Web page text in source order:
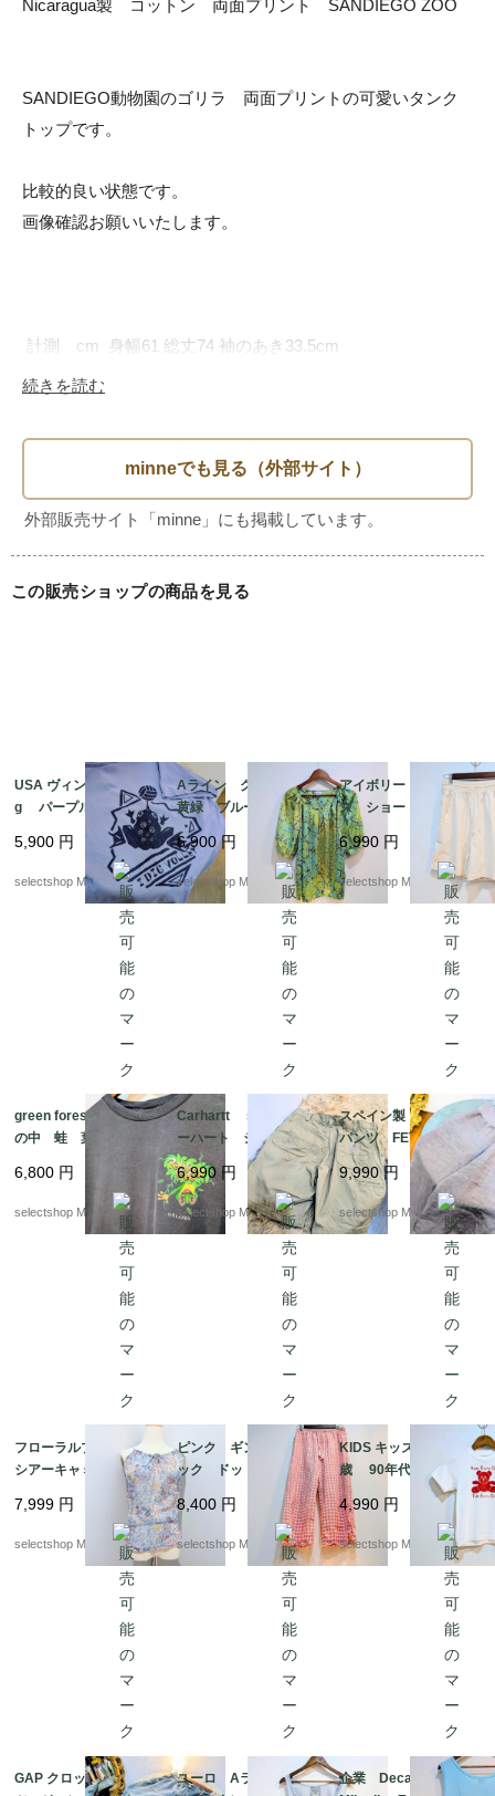
Nicaragua製　コットン　両面プリント　SANDIEGO ZOO
SANDIEGO動物園のゴリラ　両面プリントの可愛いタンク
トップです。
比較的良い状態です。
画像確認お願いいたします。
ユニセックスで着用いただけますが、記載サイズは海外サイ
ズですので計測にてお手持ちの服などで、ご確認お願いいた
します。
目立った大きなダメージはありませんが
新品ではないため　目立たない　小傷などある場合があり
続きを読む
この販売ショップの商品を見る
USA ヴィンテージ di
g パープル 蛙
Mサイズ コットン
パープル ブルー 両
面プリント ケロッ
グ Tシャツ USA
5,900 円
selectshop Merci.
Aライン グリーン
黄緑 ブルー パフス
リーブ 半袖 ブラウ
ス 記載XL サイズ
ポリエステル 幾何学
模様 総柄
6,900円
selectshop Merci.
アイボリー Mサイ
ズ ショートパンツ
コットン 短パン リ
ネンのような風合い
ALLYSON WHIT MOR
E made in TURKEY
6,990 円
selectshop Merci.
green forest cafe 森
の中 蛙 葉 Lサイ
ク 両面プリント ケ
ロッグ Tシャツ US
A fabric made in ME
6,800 円
selectshop Merci.
Carhartt size 36 カ
ーハート ショートパ
ンツ コットン スク
エア柄 リラックスフ
ィット ベージュ 短
パン Lサイズ程度
6,990円
selectshop Merci.
スペイン製 リネン
パンツ FETE ユニ
セックス パープル
ブラウン ピンク mi
x くすみカラー ハ
イウエスト ワイドレ
ッグ ワイドレッグ ゆ
ったりMサイズからL
9,990円
selectshop Merci.
フローラルプリントの
シアーキャミ キャミソ
ール ボヘミアン く
すみブルー viscose
S-Mサイズ ユーロより
7,999 円
selectshop Merci.
ピンク ギンガムチェ
ック ドットデザイン
柄 フリル ワイドレ
ッグ クロップド コ
ットン パンツ タッ
セル SーMサイズ
8,400 円
selectshop Merci.
KIDS キッズ ５－６
歳 90年代ヴィンテー
ジ テディベア Tシャ
ツ ホワイト bear
コットン ユーロより
4,990 円
selectshop Merci.
GAP クロップド パン
ユーロ Aライン レ
企業 Decathlon club